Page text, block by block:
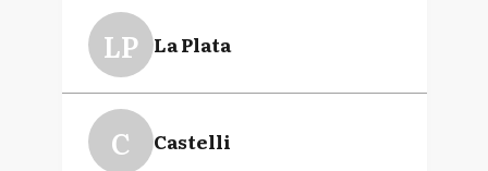
LP La Plata
C Castelli